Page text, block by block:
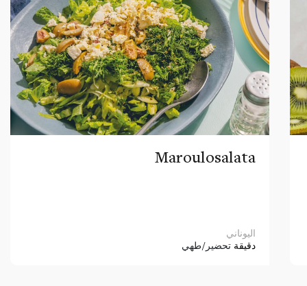
Maroulosalata
اليوناني
دقيقة تحضير/طهي